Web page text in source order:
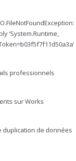
‘System.Runtime,
professionnels
sur Works
duplication de données